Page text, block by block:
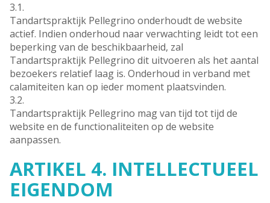
3.1.
Tandartspraktijk Pellegrino onderhoudt de website
actief. Indien onderhoud naar verwachting leidt tot een
beperking van de beschikbaarheid, zal
Tandartspraktijk Pellegrino dit uitvoeren als het aantal
bezoekers relatief laag is. Onderhoud in verband met
calamiteiten kan op ieder moment plaatsvinden.
3.2.
Tandartspraktijk Pellegrino mag van tijd tot tijd de
website en de functionaliteiten op de website
aanpassen.
ARTIKEL 4. INTELLECTUEEL
EIGENDOM